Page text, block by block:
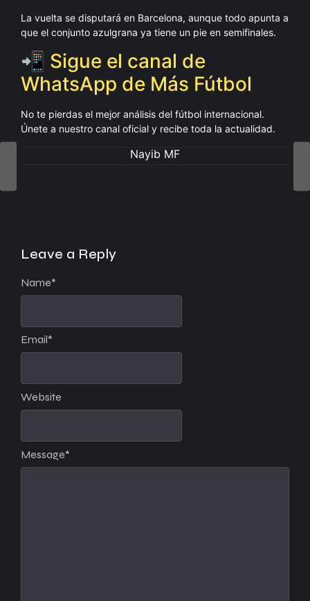
La vuelta se disputará en Barcelona, aunque todo apunta a
que el conjunto azulgrana ya tiene un pie en semifinales.
📲 Sigue el canal de
WhatsApp de Más Fútbol
No te pierdas el mejor análisis del fútbol internacional.
Únete a nuestro canal oficial y recibe toda la actualidad.
Nayib MF
Leave a Reply
Message*
Name*
Email*
Website